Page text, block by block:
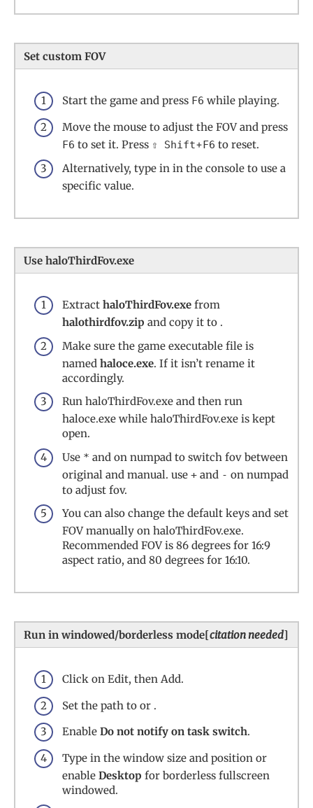
Set custom FOV
Start the game and press F6 while playing.
Move the mouse to adjust the FOV and press
F6 to set it. Press ⇧ Shift+F6 to reset.
Alternatively, type in in the console to use a
specific value.
Use haloThirdFov.exe
Extract haloThirdFov.exe from
halothirdfov.zip and copy it to .
Make sure the game executable file is
named haloce.exe. If it isn’t rename it
accordingly.
Run haloThirdFov.exe and then run
haloce.exe while haloThirdFov.exe is kept
open.
Use * and on numpad to switch fov between
original and manual. use + and - on numpad
to adjust fov.
You can also change the default keys and set
FOV manually on haloThirdFov.exe.
Recommended FOV is 86 degrees for 16:9
aspect ratio, and 80 degrees for 16:10.
Run in windowed/borderless mode[citation needed]
Click on Edit, then Add.
Set the path to or .
Enable Do not notify on task switch.
Type in the window size and position or
enable Desktop for borderless fullscreen
windowed.